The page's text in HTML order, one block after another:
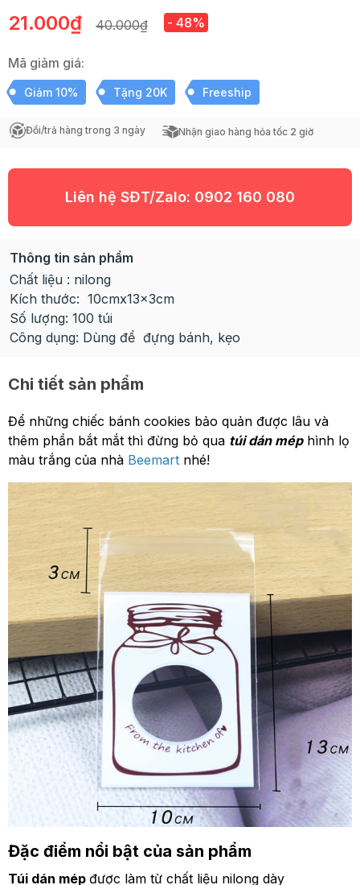
21.000₫ 40.000₫ - 48%
Mã giảm giá:
Giảm 10% Tặng 20K Freeship
Đổi/trả hàng trong 3 ngày Nhận giao hàng hỏa tốc 2 giờ
Liên hệ SĐT/Zalo: 0902 160 080
Thông tin sản phẩm
Chất liệu : nilong
Kích thước: 10cmx13x3cm
Số lượng: 100 túi
Công dụng: Dùng để đựng bánh, kẹo
Chi tiết sản phẩm
Để những chiếc bánh cookies bảo quản được lâu và
thêm phần bắt mắt thì đừng bỏ qua túi dán méphình lọ
màu trắng của nhà Beemart nhé!
Đặc điểm nổi bật của sản phẩm
Túi dán mép được làm từ chất liệu nilong dày